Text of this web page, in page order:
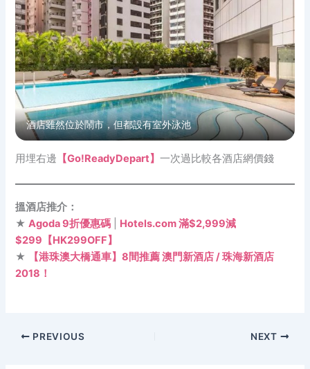
酒店雖然位於鬧市，但都設有室外泳池
用埋右邊 【Go!ReadyDepart】一次過比較各酒店網價錢
搵酒店推介：
★Agoda 9折優惠碼
Hotels.com 滿$2,999減
$299【HK299OFF】
★
【港珠澳大橋通車】8間推薦 澳門新酒店 / 珠海新酒店
2018！
PREVIOUS NEXT